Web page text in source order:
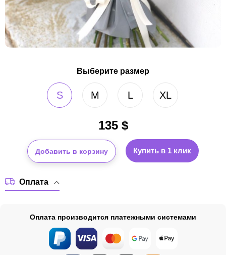
Выберите размер
S M L XL
135$
Добавить в корзину Купить в 1 клик
Оплата
Оплата производится платежными системами